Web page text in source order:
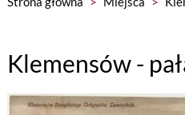
Klemensów -